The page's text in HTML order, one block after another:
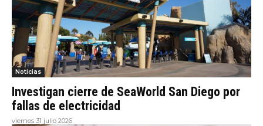
Noticias
Investigan cierre de SeaWorld San Diego por
fallas de electricidad
viernes 31 julio 2026